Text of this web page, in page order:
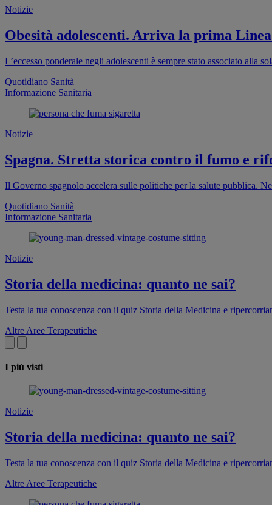
Notizie
Obesità adolescenti. Arriva la prima
L’eccesso ponderale negli adolescenti è sempre stato associato
Quotidiano Sanità
Informazione Sanitaria
Notizie
Spagna. Stretta storica contro il fumo e
Il Governo spagnolo accelera sulle politiche per la salute pubblica.
Quotidiano Sanità
Informazione Sanitaria
Notizie
Storia della medicina: quanto ne sai?
Testa la tua conoscenza con il quiz Storia della Medicina e
Altre Aree Terapeutiche
I più visti
Notizie
Storia della medicina: quanto ne sai?
Testa la tua conoscenza con il quiz Storia della Medicina e
Altre Aree Terapeutiche